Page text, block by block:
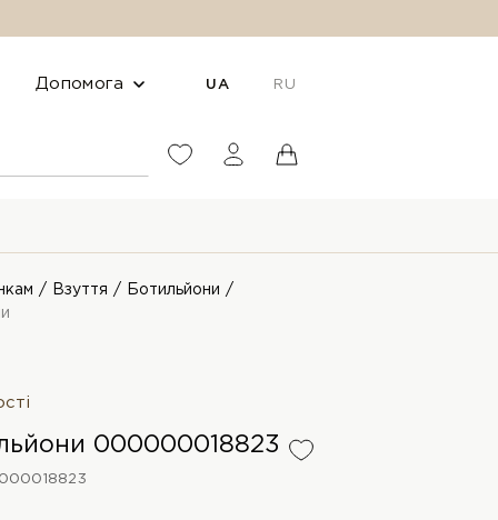
Допомога UA RU
Взуття
Ботильйони
000000018823